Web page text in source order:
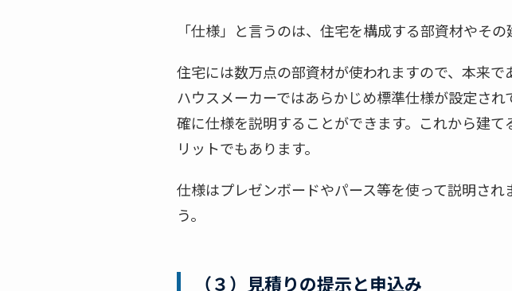
「仕様」と言うのは、住宅を構成する部資材やその
住宅には数万点の部資材が使われますので、本来で
ハウスメーカーではあらかじめ標準仕様が設定さ
確に仕様を説明することができます。これから建
リットでもあります。
仕様はプレゼンボードやパース等を使って説明さ
う。
（３）見積りの提示と申込み